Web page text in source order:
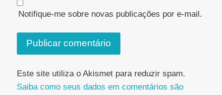
Notifique-me sobre novas publicações por e-mail.
Este site utiliza o Akismet para reduzir spam.
Saiba como seus dados em comentários são